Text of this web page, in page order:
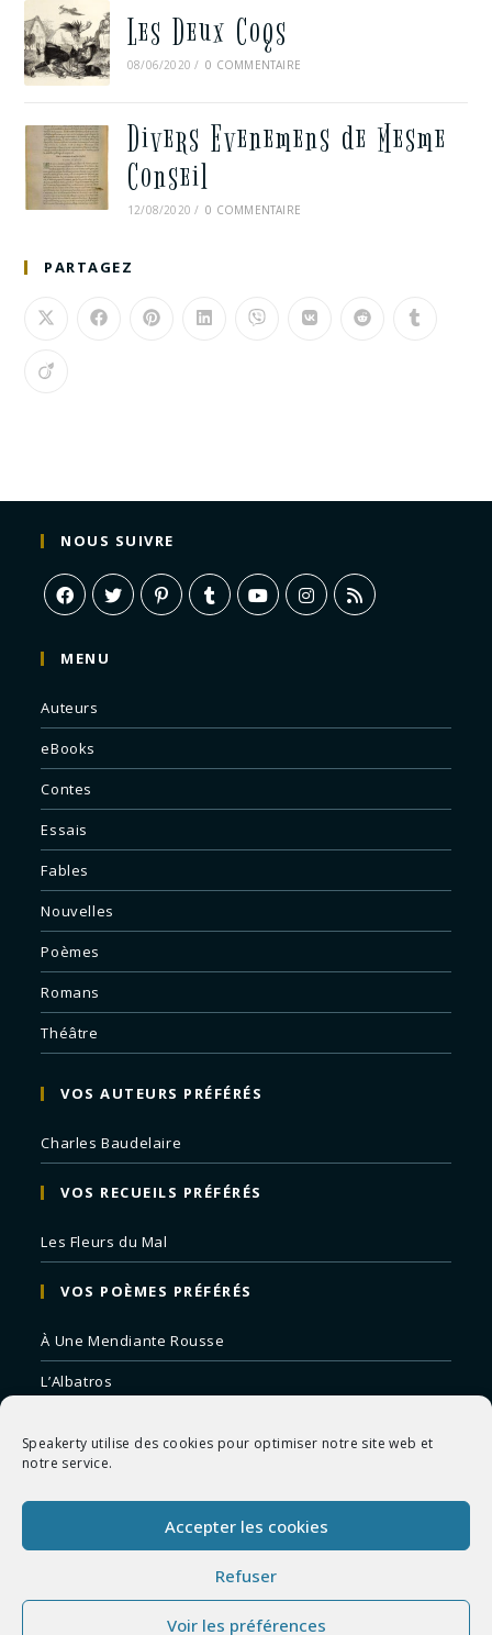
Speakerty utilise des cookies pour optimiser notre site web et
notre service.
Accepter les cookies
Refuser
Voir les préférences
Les Deux Coqs
08/06/2020 / 0 COMMENTAIRE
Divers Evenemens de Mesme
Conseil
12/08/2020 / 0 COMMENTAIRE
PARTAGEZ
NOUS SUIVRE
MENU
Auteurs
eBooks
Contes
Essais
Fables
Nouvelles
Poèmes
Romans
Théâtre
VOS AUTEURS PRÉFÉRÉS
Charles Baudelaire
VOS RECUEILS PRÉFÉRÉS
Les Fleurs du Mal
VOS POÈMES PRÉFÉRÉS
À Une Mendiante Rousse
L’Albatros
Remords Posthume
La Mort des Artistes